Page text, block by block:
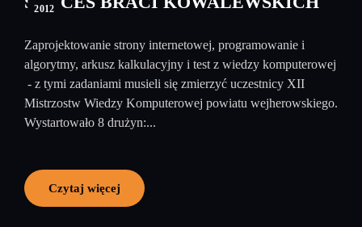
2012
Zaprojektowanie strony internetowej, programowanie i
algorytmy, arkusz kalkulacyjny i test z wiedzy komputerowej
- z tymi zadaniami musieli się zmierzyć uczestnicy XII
Mistrzostw Wiedzy Komputerowej powiatu wejherowskiego.
Wystartowało 8 drużyn:...
Czytaj więcej